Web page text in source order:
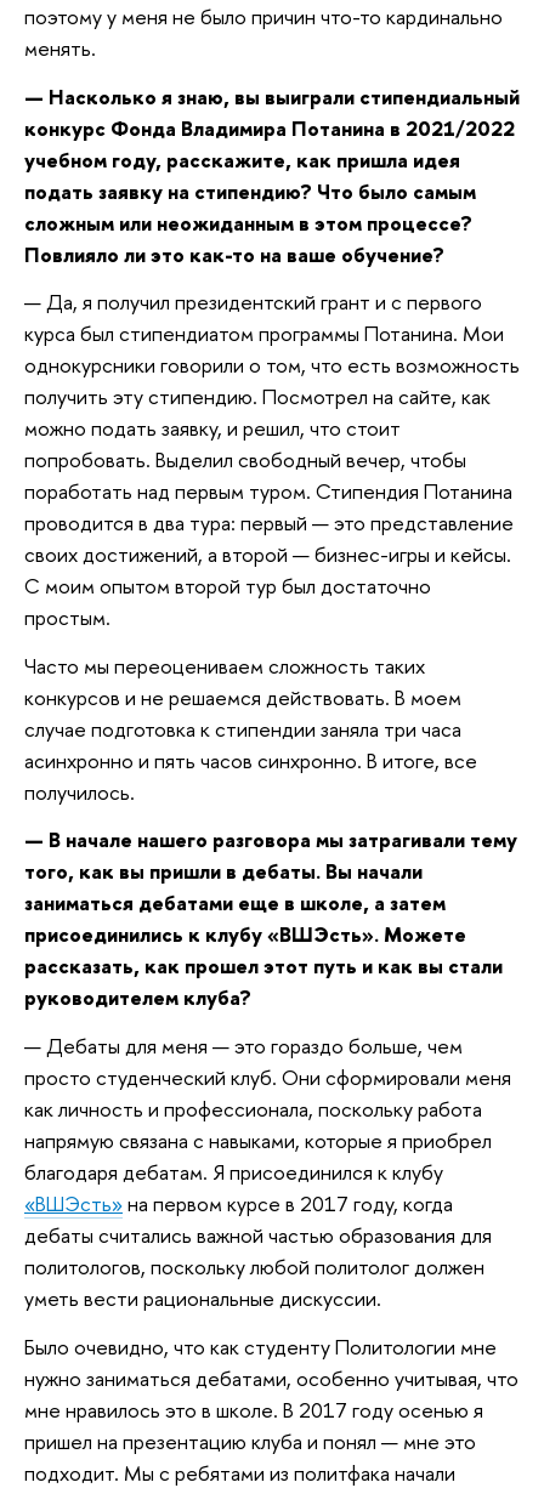
поэтому у меня не было причин что-то кардинально
менять.
— Насколько я знаю, вы выиграли стипендиальный
конкурс Фонда Владимира Потанина в 2021/2022
учебном году, расскажите, как пришла идея
подать заявку на стипендию? Что было самым
сложным или неожиданным в этом процессе?
Повлияло ли это как-то на ваше обучение?
— Да, я получил президентский грант и с первого
курса был стипендиатом программы Потанина. Мои
однокурсники говорили о том, что есть возможность
получить эту стипендию. Посмотрел на сайте, как
можно подать заявку, и решил, что стоит
попробовать. Выделил свободный вечер, чтобы
поработать над первым туром. Стипендия Потанина
проводится в два тура: первый — это представление
своих достижений, а второй — бизнес-игры и кейсы.
С моим опытом второй тур был достаточно
простым.
Часто мы переоцениваем сложность таких
конкурсов и не решаемся действовать. В моем
случае подготовка к стипендии заняла три часа
асинхронно и пять часов синхронно. В итоге, все
получилось.
— В начале нашего разговора мы затрагивали тему
того, как вы пришли в дебаты. Вы начали
заниматься дебатами еще в школе, а затем
присоединились к клубу «ВШЭсть». Можете
рассказать, как прошел этот путь и как вы стали
руководителем клуба?
— Дебаты для меня — это гораздо больше, чем
просто студенческий клуб. Они сформировали меня
как личность и профессионала, поскольку работа
напрямую связана с навыками, которые я приобрел
благодаря дебатам. Я присоединился к клубу
«ВШЭсть»на первом курсе в 2017 году, когда
дебаты считались важной частью образования для
политологов, поскольку любой политолог должен
уметь вести рациональные дискуссии.
Было очевидно, что как студенту Политологии мне
нужно заниматься дебатами, особенно учитывая, что
мне нравилось это в школе. В 2017 году осенью я
пришел на презентацию клуба и понял — мне это
подходит. Мы с ребятами из политфака начали